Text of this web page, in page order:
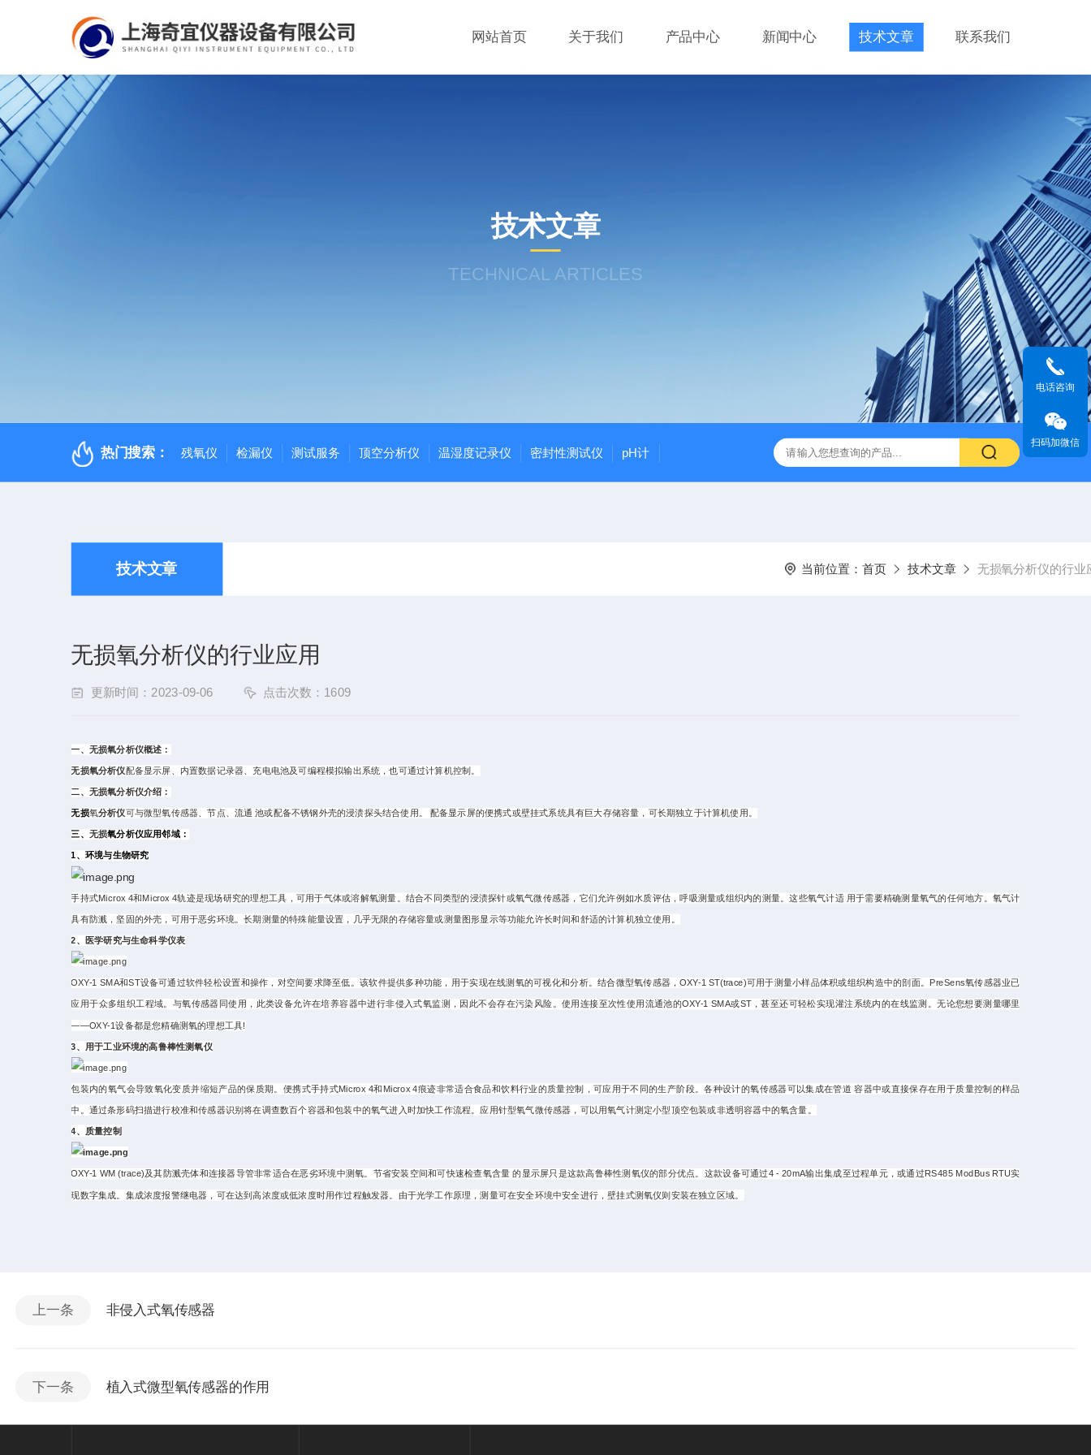
网站首页 关于我们 产品中心 新闻中心 技术文章 联系我们
技术文章
TECHNICAL ARTICLES
热门搜索： 残氧仪 检漏仪 测试服务 顶空分析仪 温湿度记录仪 密封性测试仪 pH计
技术文章 当前位置： 首页 技术文章 无损氧分析仪的行业
无损氧分析仪的行业应用
更新时间：2023-09-06 点击次数：1609
一、 无损氧分析仪概述：
无损氧分析仪配备显示屏、内置数据记录器、充电电池及可编程模拟输出系统，也可通过计算机控制。
二、 无损氧分析仪介绍：
无损氧分析仪可与微型氧传感器、节点、流通 池或配备不锈钢外壳的浸渍探头结合使用。 配备显示屏的便携式或壁挂式系统具有巨大存储容量， 可长期独立于计算机使用。
三、 无损氧分析仪应用邻域：
1、环境与生物研究
手持式Microx 4和Microx 4轨迹是现场研究的理想工具，可用于气体或溶解氧测量。结合不同类型的浸渍探针或氧气微传感器，它们允许例如水质评估，呼吸测量或组织内的测量。这些氧气计适 用于需要精确测量氧气的任何地方。氧气计
具有防溅，坚固的外壳，可用于恶劣环境。长期测量的特殊能量设置，几乎无限的存储容量或测量图形显示等功能允许长时间和舒适的计算机独立使用。
2、医学研究与生命科学仪表
OXY-1 SMA和ST设备可通过软件轻松设置和操作，对空间要求降至低。该软件提供多种功能，用于实现在线测氧的可视化和分析。结合微型氧传感器，OXY-1 ST(trace)可用于测量小样品体积或组织构造中的剖面。PreSens氧传感器业已
应用于众多组织工程域。与氧传感器同使用，此类设备允许在培养容器中进行非侵入式氧监测，因此不会存在污染风险。使用连接至次性使用流通池的OXY-1 SMA或ST，甚至还可轻松实现灌注系统内的在线监测。无论您想要测量哪里
——OXY-1设备都是您精确测氧的理想工具!
3、用于工业环境的高鲁棒性测氧仪
包装内的氧气会导致氧化变质并缩短产品的保质期。便携式手持式Microx 4和Microx 4痕迹非常适合食品和饮料行业的质量控制，可应用于不同的生产阶段。各种设计的氧传感器可以集成在管道 容器中或直接保存在用于质量控制的样品
中。通过条形码扫描进行校准和传感器识别将在调查数百个容器和包装中的氧气进入时加快工作流程。应用针型氧气微传感器，可以用氧气计测定小型顶空包装或非透明容器中的氧含量。
4、质量控制
OXY-1 WM (trace)及其防溅壳体和连接器导管非常适合在恶劣环境中测氧。节省安装空间和可快速检查氧含量 的显示屏只是这款高鲁棒性测氧仪的部分优点。这款设备可通过4 - 20mA输出集成至过程单元，或通过RS485 ModBus RTU实
现数字集成。集成浓度报警继电器，可在达到高浓度或低浓度时用作过程触发器。由于光学工作原理，测量可在安全环境中安全进行，壁挂式测氧仪则安装在独立区域。
上一条 非侵入式氧传感器
下一条 植入式微型氧传感器的作用
电话咨询
扫码加微信